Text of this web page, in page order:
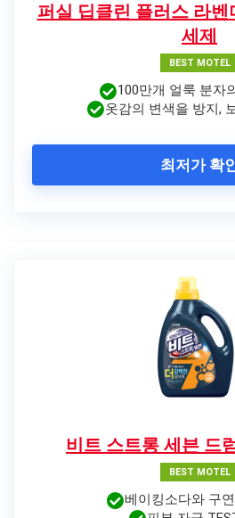
퍼실 딥클린 플러스 라
세제
BEST MOTEL
100만개 얼룩 분자
옷감의 변색을 방지,
최저가 확
비트 스트롱 세븐 드
BEST MOTEL
베이킹소다와 구